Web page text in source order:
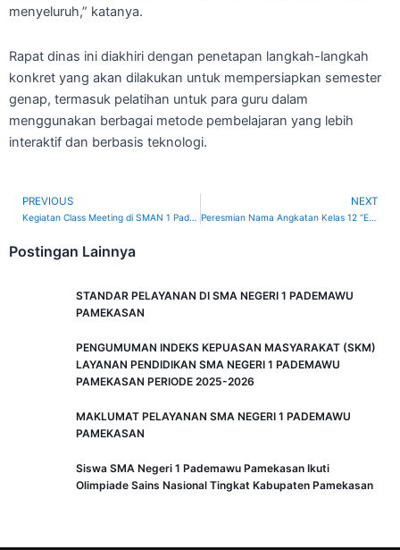
menyeluruh,” katanya.
Rapat dinas ini diakhiri dengan penetapan langkah-langkah
konkret yang akan dilakukan untuk mempersiapkan semester
genap, termasuk pelatihan untuk para guru dalam
menggunakan berbagai metode pembelajaran yang lebih
interaktif dan berbasis teknologi.
Prev
PREVIOUS
Kegiatan Class Meeting di SMAN 1 Pademawu, Meningkatkan Kreativitas dan Kebersamaan Siswa
NEXT
Peresmian Nama Angkatan Kelas 12 “Extravagance ‘25” di SMAN 1 Pademawu, Disimbolkan dengan Pelepasan Balon dan Merpati
Postingan Lainnya
STANDAR PELAYANAN DI SMA NEGERI 1 PADEMAWU
PAMEKASAN
PENGUMUMAN INDEKS KEPUASAN MASYARAKAT (SKM)
LAYANAN PENDIDIKAN SMA NEGERI 1 PADEMAWU
PAMEKASAN PERIODE 2025-2026
MAKLUMAT PELAYANAN SMA NEGERI 1 PADEMAWU
PAMEKASAN
Siswa SMA Negeri 1 Pademawu Pamekasan Ikuti
Olimpiade Sains Nasional Tingkat Kabupaten Pamekasan